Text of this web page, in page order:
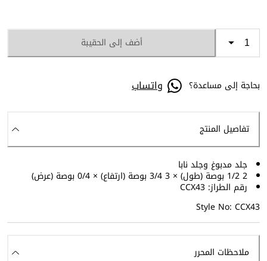
أضف إلى الحقيبة
بحاجة إلى مساعدة؟ واتساب
تفاصيل المنتج
جلد مدبوغ وجلد نابا
2 1/2 بوصة (طول) × 3 3/4 بوصة (ارتفاع) × 0/4 بوصة (عرض)
رقم الطراز: CCX43
Style No: CCX43
ملاحظات المحرر